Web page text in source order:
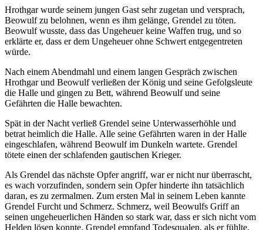
Hrothgar wurde seinem jungen Gast sehr zugetan und versprach,
Beowulf zu belohnen, wenn es ihm gelänge, Grendel zu töten.
Beowulf wusste, dass das Ungeheuer keine Waffen trug, und so
erklärte er, dass er dem Ungeheuer ohne Schwert entgegentreten
würde.
Nach einem Abendmahl und einem langen Gespräch zwischen
Hrothgar und Beowulf verließen der König und seine Gefolgsleute
die Halle und gingen zu Bett, während Beowulf und seine
Gefährten die Halle bewachten.
Spät in der Nacht verließ Grendel seine Unterwasserhöhle und
betrat heimlich die Halle. Alle seine Gefährten waren in der Halle
eingeschlafen, während Beowulf im Dunkeln wartete. Grendel
tötete einen der schlafenden gautischen Krieger.
Als Grendel das nächste Opfer angriff, war er nicht nur überrascht,
es wach vorzufinden, sondern sein Opfer hinderte ihn tatsächlich
daran, es zu zermalmen. Zum ersten Mal in seinem Leben kannte
Grendel Furcht und Schmerz. Schmerz, weil Beowulfs Griff an
seinen ungeheuerlichen Händen so stark war, dass er sich nicht vom
Helden lösen konnte. Grendel empfand Todesqualen, als er fühlte,